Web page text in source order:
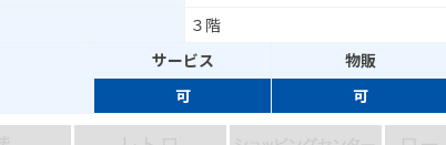
３階
サービス 物販
可
可